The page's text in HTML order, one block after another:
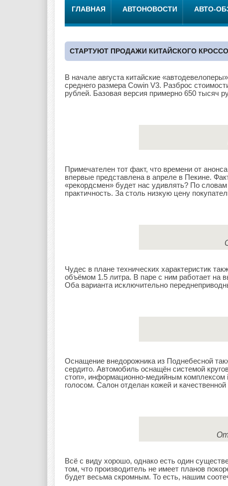
ГЛАВНАЯ АВТОНОВОСТИ АВТО-
СТАРТУЮТ ПРОДАЖИ КИТАЙСКОГО
В начале августа китайские
среднего размера Cowin V3. Разброс
рублей. Базовая версия примерно 650 тысяч
Примечателен тот факт, что времени от
впервые представлена в апреле в Пекине.
«рекордсмен» будет нас удивлять? По
практичность. За столь низкую цену
Чудес в плане технических характеристик
объёмом 1.5 литра. В паре с ним работает на
Оба варианта исключительно
Оснащение внедорожника из Поднебесной
сердито. Автомобиль оснащён системой
стоп», информационно-медийным
голосом. Салон отделан кожей и качественной
Всё с виду хорошо, однако есть один
том, что производитель не имеет планов
будет весьма скромным. То есть, нашим